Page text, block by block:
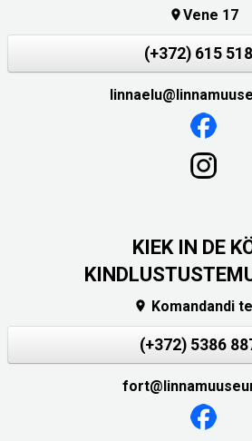
Vene 17
(+372) 615
KIEK IN DE
 Komandandi
(+372) 5386